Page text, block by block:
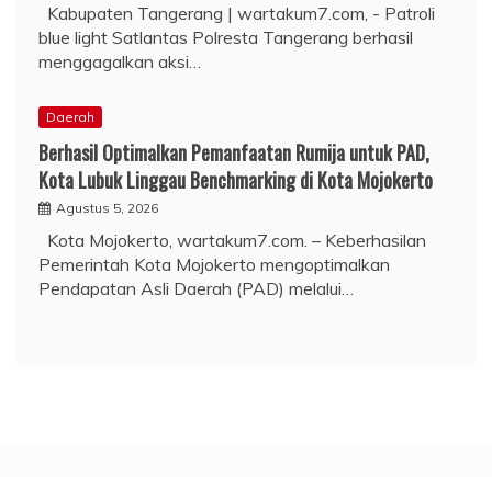
Kabupaten Tangerang | wartakum7.com, - Patroli
blue light Satlantas Polresta Tangerang berhasil
menggagalkan aksi…
Daerah
Berhasil Optimalkan Pemanfaatan Rumija untuk PAD,
Kota Lubuk Linggau Benchmarking di Kota Mojokerto
Agustus 5, 2026
Kota Mojokerto, wartakum7.com. – Keberhasilan
Pemerintah Kota Mojokerto mengoptimalkan
Pendapatan Asli Daerah (PAD) melalui…